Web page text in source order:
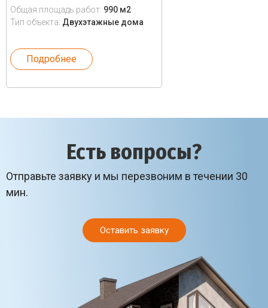
Общая площадь работ: 990 м2
Тип объекта: Двухэтажные дома
Подробнее
Есть вопросы?
Отправьте заявку и мы перезвоним в течении 30
мин.
Оставить заявку